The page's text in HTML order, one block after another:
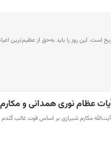
است. این روز را باید به‌حق از عظیم‌ترین
عظام نوری همدانی و